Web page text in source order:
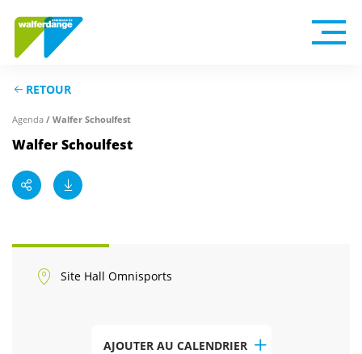
RETOUR
Agenda / Walfer Schoulfest
Walfer Schoulfest
Site Hall Omnisports
AJOUTER AU CALENDRIER